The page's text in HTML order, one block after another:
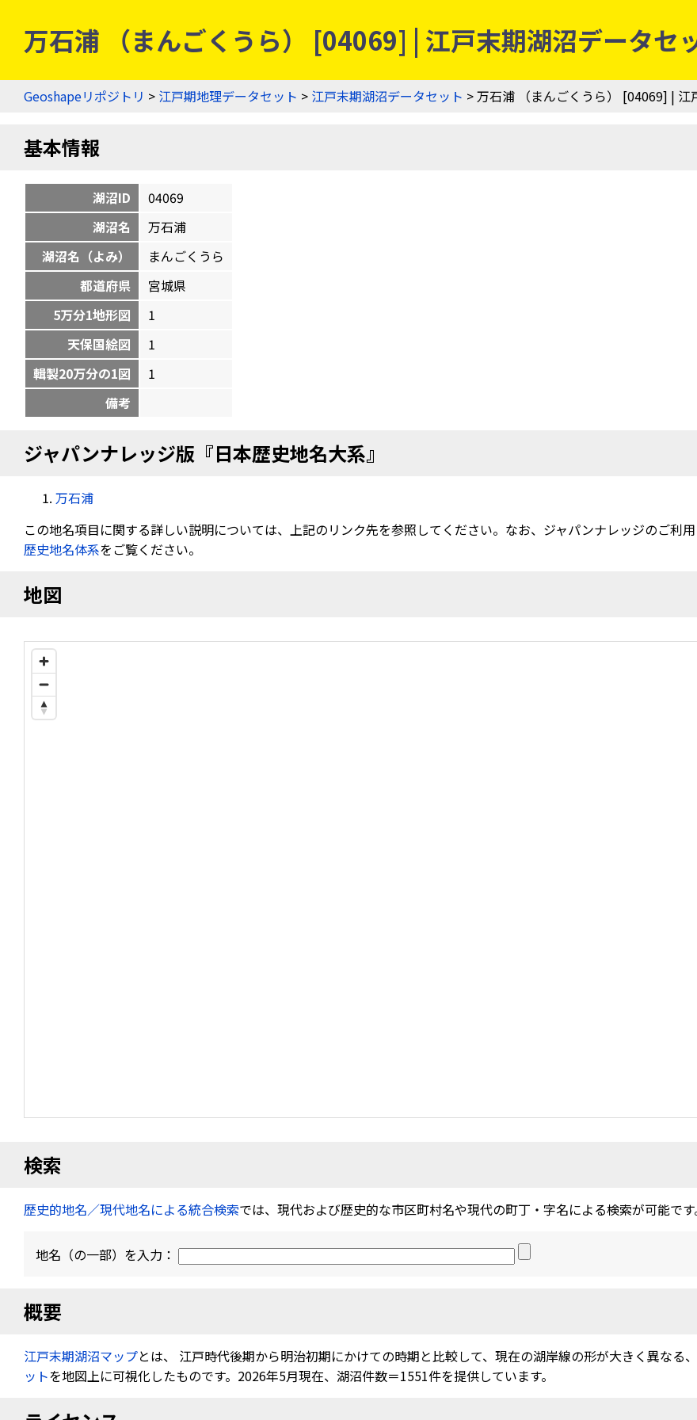
万石浦 （まんごくうら） [04069] | 江戸末期湖沼データセ
Geoshapeリポジトリ > 江戸期地理データセット > 江戸末期湖沼データセット > 万石浦 （まんごくうら） [04069] | 江
基本情報
湖沼ID
04069
湖沼名
万石浦
湖沼名（よみ）
まんごくうら
都道府県
宮城県
5万分1地形図
1
天保国絵図
1
輯製20万分の1図
1
備考
ジャパンナレッジ版『日本歴史地名大系』
万石浦
この地名項目に関する詳しい説明については、上記のリンク先を参照してください。なお、ジャパンナレッジのご利
歴史地名体系をご覧ください。
地図
検索
歴史的地名／現代地名による統合検索では、現代および歴史的な市区町村名や現代の町丁・字名による検索が可能です
地名（の一部）を入力：
概要
江戸末期湖沼マップとは、 江戸時代後期から明治初期にかけての時期と比較して、現在の湖岸線の形が大きく異なる
ットを地図上に可視化したものです。2026年5月現在、湖沼件数＝1551件を提供しています。